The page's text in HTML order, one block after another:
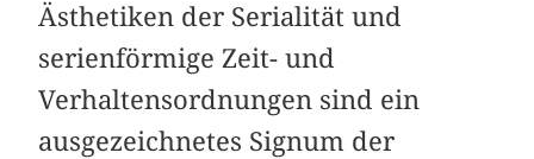
Ästhetiken der Serialität und
serienförmige Zeit- und
Verhaltensordnungen sind ein
ausgezeichnetes Signum der